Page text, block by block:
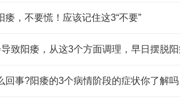
痿，不要慌！应该记住这3“不要”
致阳痿，从这3个方面调理，早日摆脱阳
回事?阳痿的3个病情阶段的症状你了解吗